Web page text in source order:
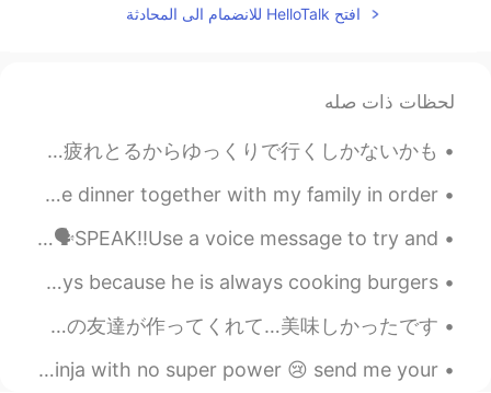
勉強にやる気が出ますね😆
EN
JP
JP
EN
凄く綺麗な机ですね🥰 小物も可愛い💕
Rina
2020.04.07 13:49
います！ お互い頑張りましょう！
افتح HelloTalk للانضمام الى المحادثة
لحظات ذات صله
文化祭まであと1週間。今週こそきつそうけど、あともうちょい頑張ろう。今週も4日間中学校に行くから本当に緊張しているけど、ゆっくりで行ってみたい。とりあえず、疲れとるからゆっくりで行くしかないかも...
父の日をいわうするためにかぞくといっしょにゆうしょくを食べに行きました。- I went out to have dinner together with my family in order ...
English Pronunciation Lesson👩🏿‍🏫 (Basic Saying's)Part 1 🗣️SPEAK!!Use a voice message to try and ...
My family got my dad a cheeseburger cake 🎂 for fathers days because he is always cooking burgers ...
Yesterday night, my Chinese friends cooked for me...it was delicious! 昨夜、中国人の友達が作ってくれて…美味しかったです！...
Hate being sick and having to work.. ugh I feel like a ninja with no super power 😢 send me your “...